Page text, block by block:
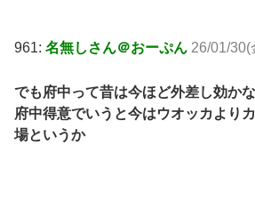
961: 名無しさん＠おーぷん 26/01/30(
でも府中って昔は今ほど外差し効か
府中得意でいうと今はウオッカより
場というか